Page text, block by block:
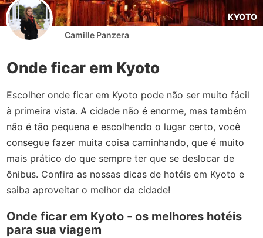
KYOTO
Camille Panzera
Onde ficar em Kyoto
Escolher onde ficar em Kyoto pode não ser muito fácil
à primeira vista. A cidade não é enorme, mas também
não é tão pequena e escolhendo o lugar certo, você
consegue fazer muita coisa caminhando, que é muito
mais prático do que sempre ter que se deslocar de
ônibus. Confira as nossas dicas de hotéis em Kyoto e
saiba aproveitar o melhor da cidade!
Onde ficar em Kyoto - os melhores hotéis
para sua viagem